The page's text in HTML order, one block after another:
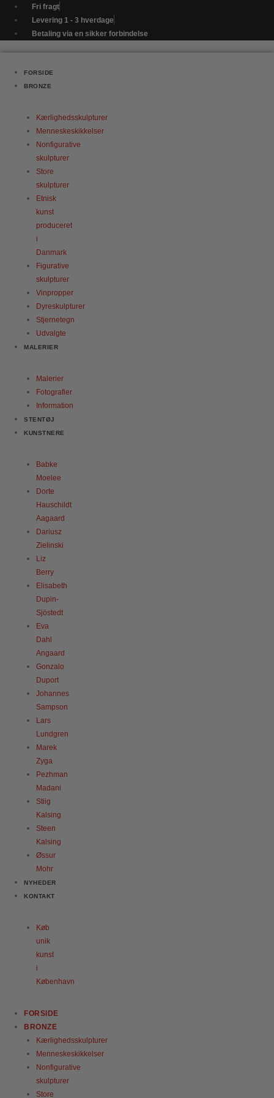
indholdet
Fri fragt
Levering 1 - 3 hverdage
Betaling via en sikker forbindelse
FORSIDE
BRONZE
Kærlighedsskulpturer
Menneskeskikkelser
Nonfigurative
skulpturer
Store
skulpturer
Etnisk
kunst
produceret
i
Danmark
Figurative
skulpturer
Vinpropper
Dyreskulpturer
Stjernetegn
Udvalgte
MALERIER
Malerier
Fotografier
Information
STENTØJ
KUNSTNERE
Babke
Moelee
Dorte
Hauschildt
Aagaard
Dariusz
Zielinski
Liz
Berry
Elisabeth
Dupin-
Sjöstedt
Eva
Dahl
Angaard
Gonzalo
Duport
Johannes
Sampson
Lars
Lundgren
Marek
Zyga
Pezhman
Madani
Stiig
Kalsing
Steen
Kalsing
Øssur
Mohr
NYHEDER
KONTAKT
Køb
unik
kunst
i
København
FORSIDE
BRONZE
Kærlighedsskulpturer
Menneskeskikkelser
Nonfigurative
skulpturer
Store
Kontrabas
-
Unika
et
eksemplar